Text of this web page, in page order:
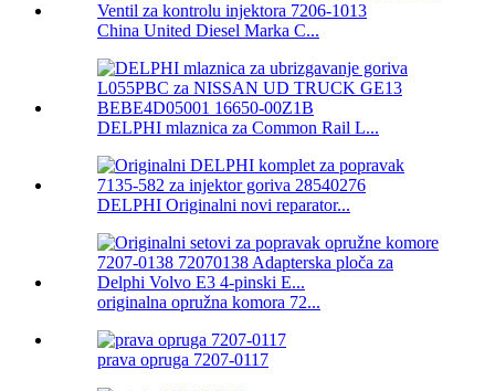
China United Diesel Marka C...
DELPHI mlaznica za Common Rail L...
DELPHI Originalni novi reparator...
originalna opružna komora 72...
prava opruga 7207-0117